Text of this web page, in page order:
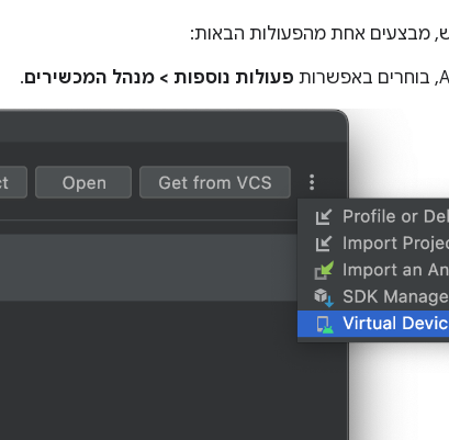
מבצעים אחת מהפעולות הבאות:
פעולות נוספות > מנהל המכשירים.